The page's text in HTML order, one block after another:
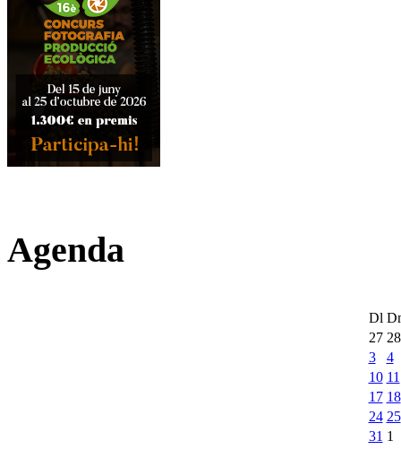
Agenda
Dl
27 28
3
4
10 11
17 18
24 25
31 1